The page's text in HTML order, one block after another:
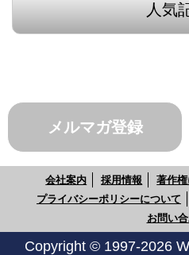
人気
メルマガ登録
会社案内 採用情報 著作
プライバシーポリシーについて
お問い
Copyright © 1997-2026